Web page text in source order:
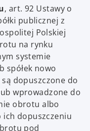
, art. 92 Ustawy o
publicznej z
Polskiej
na rynku
systemie
spółek nowo
dopuszczone do
wprowadzone do
obrotu albo
ich dopuszczeniu
pod